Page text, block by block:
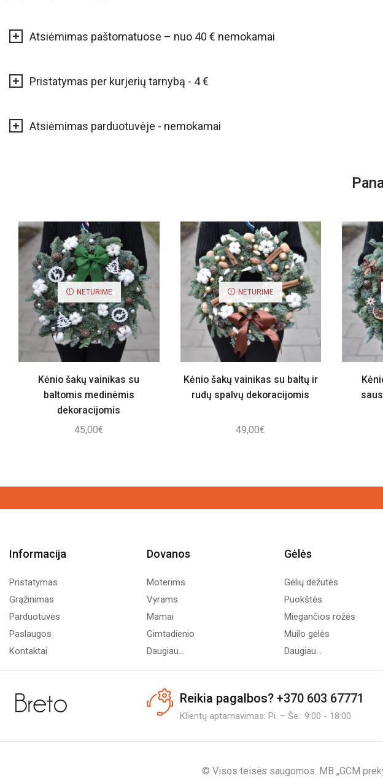
Atsiėmimas paštomatuose – nuo 40 € nemokamai
Pristatymas per kurjerių tarnybą - 4 €
Atsiėmimas parduotuvėje - nemokamai
NETURIME
Kėnio šakų vainikas su
baltomis medinėmis
dekoracijomis
45,00€
NETURIME
Kėnio šakų vainikas su baltų ir
rudų spalvų dekoracijomis
49,00€
Informacija
Pristatymas
Grąžinimas
Parduotuvės
Paslaugos
Kontaktai
Dovanos
Moterims
Vyrams
Mamai
Gimtadienio
Daugiau...
Gėlės
Gėlių dėžutės
Puokštės
Miegančios rožės
Muilo gėlės
Daugiau...
Reikia pagalbos? +370 603 67771
Klientų aptarnavimas: Pi. – Še.: 9:00 - 18:00
© Visos teisės saugomos. MB „GCM